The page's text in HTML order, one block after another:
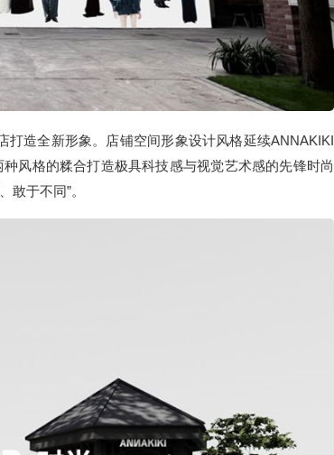
打造全新形象。店铺空间形象设计风格延续ANNAKIKI
风格的糅合打造极具科技感与视觉艺术感的先锋时尚
敢于不同”。